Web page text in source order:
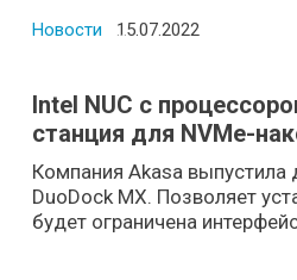
Новости Posted on
15.07.2022
Intel NUC с
станция для NVMe-
клавиатура Razer
Компания Akasa выпустила
DuoDock MX. Позволяет
будет ограничена